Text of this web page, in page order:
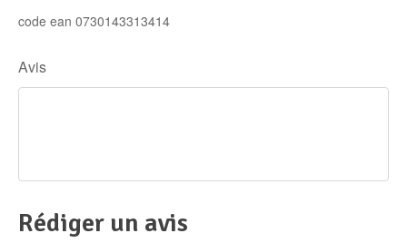
code ean 0730143313414
Avis
Rédiger un avis